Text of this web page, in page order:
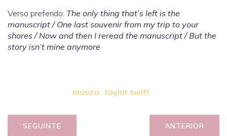
Verso preferido: The only thing that’s left is the
manuscript / One last souvenir from my trip to your
shores / Now and then I reread the manuscript / But the
story isn’t mine anymore
música taylor swift
SEGUINTE ANTERIOR